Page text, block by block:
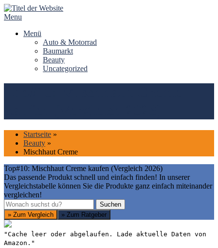
Skip
to
Menu
Menü
Auto & Motorrad
Baumarkt
Beauty
Uncategorized
Startseite »
Beauty »
Mischhaut Creme
Top#10: Mischhaut Creme kaufen (Vergleich 2026)
Das passende Produkt schnell und einfach finden! In unserer
Vergleichstabelle können Sie die Produkte ganz einfach miteinander
vergleichen!
Suchen
Suchen
» Zum Vergleich
» Zum Ratgeber
"Cache leer oder abgelaufen. Lade aktuelle Daten von
Amazon."